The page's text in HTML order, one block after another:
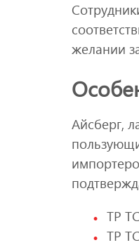
желании
Айсберг,
ТР
ТР